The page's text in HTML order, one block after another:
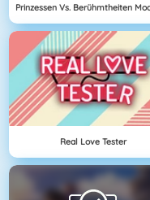
Real Love Tester